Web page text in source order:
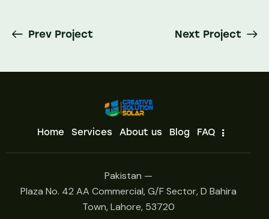
Prev Project Next Project
Home Services About us Blog FAQ
Pakistan —
Plaza No. 42 AA Commercial, G/F Sector, D Bahira
Town, Lahore, 53720